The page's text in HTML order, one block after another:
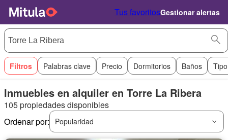
Tus favoritosGestionar alertas
Filtros Palabras clave Precio Dormitorios Baños
Inmuebles en alquiler en Torre La Ribera
105 propiedades disponibles
Ordenar por:
Popularidad